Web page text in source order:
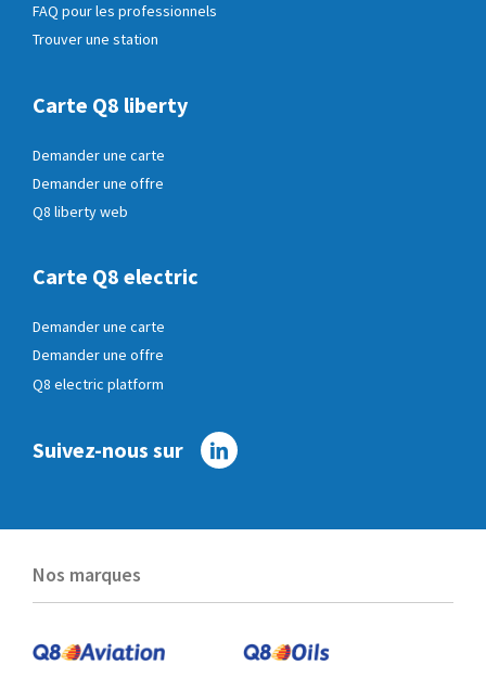
FAQ pour les professionnels
Trouver une station
Carte Q8 liberty
Demander une carte
Demander une offre
Q8 liberty web
Carte Q8 electric
Demander une carte
Demander une offre
Q8 electric platform
Suivez-nous sur
Linkedin
Nos marques